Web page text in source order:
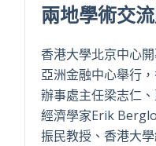
兩地學術交
香港大學北京中心
亞洲金融中心舉行
辦事處主任梁志仁
經濟學家Erik
振民教授、香港大